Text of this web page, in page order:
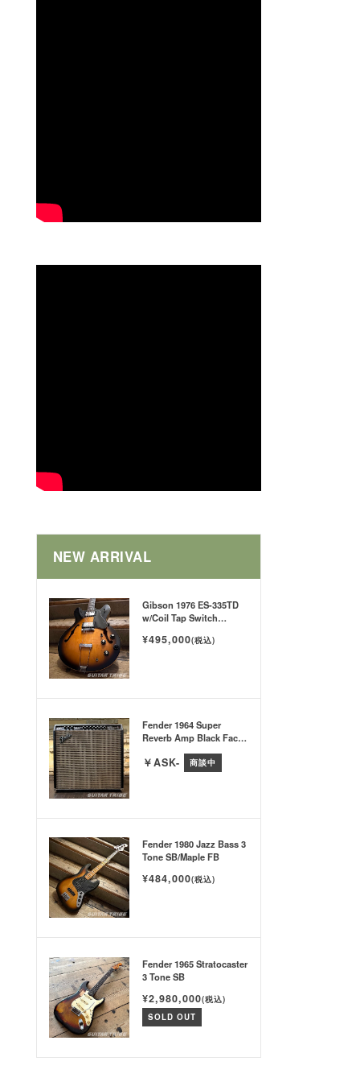
NEW ARRIVAL
Gibson 1976 ES-335TD
w/Coil Tap Switch
¥495,000(税込)
Fender 1964 Super
Reverb Amp Black Face
Jensen SP × 4
￥ASK- 商談中
Fender 1980 Jazz Bass 3
Tone SB/Maple FB
¥484,000(税込)
Fender 1965 Stratocaster
3 Tone SB
¥2,980,000(税込)
SOLD OUT